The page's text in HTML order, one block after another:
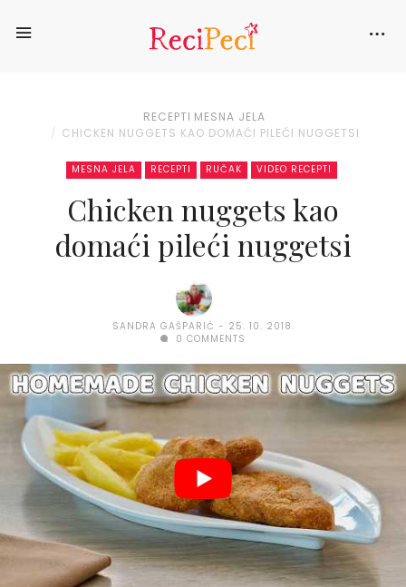
RECEPTI MESNA JELA
CHICKEN NUGGETS KAO DOMAĆI PILEĆI NUGGETSI
MESNA JELA RECEPTI RUČAK VIDEO RECEPTI
Chicken nuggets kao
domaći pileći nuggetsi
SANDRA GAŠPARIĆ
25. 10. 2018.
0 COMMENTS